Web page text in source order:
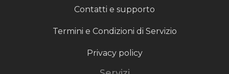
Contatti e supporto
Termini e Condizioni di Servizio
Privacy policy